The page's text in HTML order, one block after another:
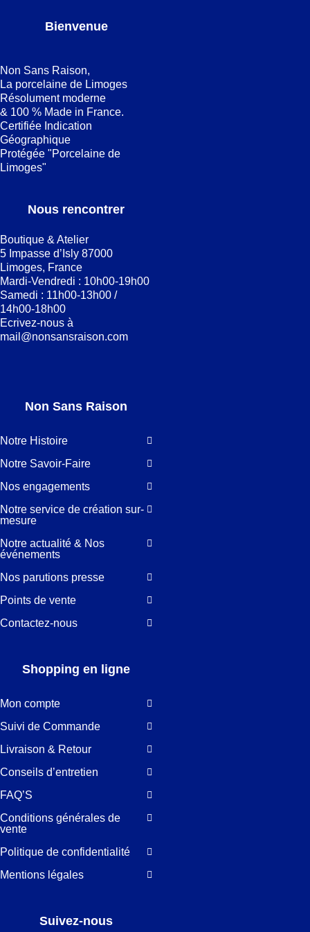
Bienvenue
Non Sans Raison,
La porcelaine de Limoges
Résolument moderne
& 100 % Made in France.
Certifiée Indication
Géographique
Protégée "Porcelaine de
Limoges"
Nous rencontrer
Boutique & Atelier
5 Impasse d’Isly 87000
Limoges, France
Mardi-Vendredi : 10h00-19h00
Samedi : 11h00-13h00 /
14h00-18h00
Ecrivez-nous à
mail@nonsansraison.com
Non Sans Raison
Notre Histoire
Notre Savoir-Faire
Nos engagements
Notre service de création sur-
mesure
Notre actualité & Nos
événements
Nos parutions presse
Points de vente
Contactez-nous
Shopping en ligne
Mon compte
Suivi de Commande
Livraison & Retour
Conseils d’entretien
FAQ’S
Conditions générales de
vente
Politique de confidentialité
Mentions légales
Suivez-nous